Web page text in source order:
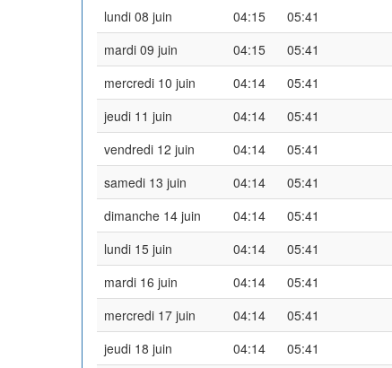
lundi 08 juin
04:15 05:41
mardi 09 juin
04:15 05:41
mercredi 10 juin
04:14 05:41
jeudi 11 juin
04:14 05:41
vendredi 12 juin
04:14 05:41
samedi 13 juin
04:14 05:41
dimanche 14 juin
04:14 05:41
lundi 15 juin
04:14 05:41
mardi 16 juin
04:14 05:41
mercredi 17 juin
04:14 05:41
jeudi 18 juin
04:14 05:41